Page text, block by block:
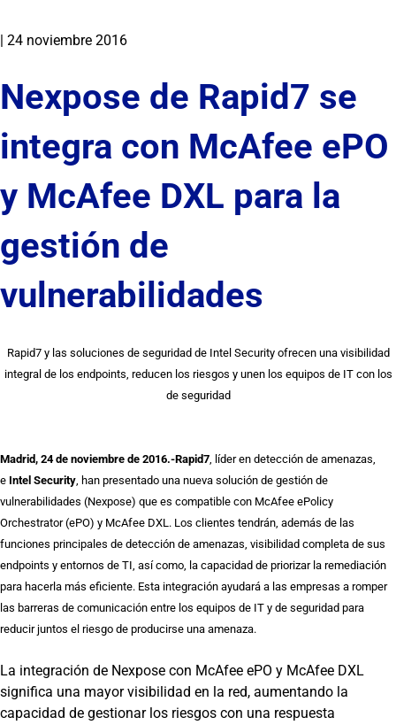
| 24 noviembre 2016
Nexpose de Rapid7 se
integra con McAfee ePO
y McAfee DXL para la
gestión de
vulnerabilidades
Rapid7 y las soluciones de seguridad de Intel Security ofrecen una visibilidad
integral de los endpoints, reducen los riesgos y unen los equipos de IT con los
de seguridad
Madrid, 24 de noviembre de 2016.-Rapid7, líder en detección de amenazas,
e Intel Security, han presentado una nueva solución de gestión de
vulnerabilidades (Nexpose) que es compatible con McAfee ePolicy
Orchestrator (ePO) y McAfee DXL. Los clientes tendrán, además de las
funciones principales de detección de amenazas, visibilidad completa de sus
endpoints y entornos de TI, así como, la capacidad de priorizar la remediación
para hacerla más eficiente. Esta integración ayudará a las empresas a romper
las barreras de comunicación entre los equipos de IT y de seguridad para
reducir juntos el riesgo de producirse una amenaza.
La integración de Nexpose con McAfee ePO y McAfee DXL
significa una mayor visibilidad en la red, aumentando la
capacidad de gestionar los riesgos con una respuesta